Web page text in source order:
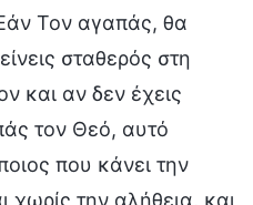
Τον αγαπάς, θα
σταθερός στη
και αν δεν έχεις
τον Θεό, αυτό
που κάνει την
χωρίς την αλήθεια, και